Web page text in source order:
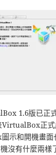
1.6版已正
正式
示和開機畫面
沒有什麼兩樣